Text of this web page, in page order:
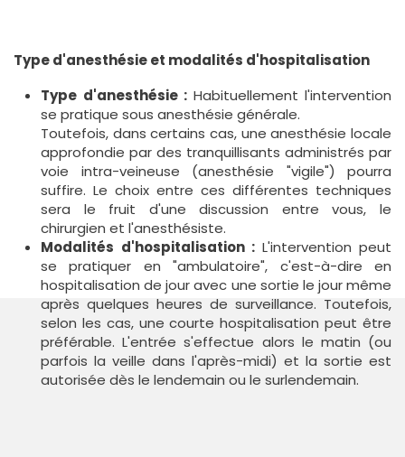
Type d'anesthésie et modalités d'hospitalisation
Type d'anesthésie : Habituellement l'intervention
se pratique sous anesthésie générale.
Toutefois, dans certains cas, une anesthésie locale
approfondie par des tranquillisants administrés par
voie intra-veineuse (anesthésie "vigile") pourra
suffire. Le choix entre ces différentes techniques
sera le fruit d'une discussion entre vous, le
chirurgien et l'anesthésiste.
Modalités d'hospitalisation : L'intervention peut
se pratiquer en "ambulatoire", c'est-à-dire en
hospitalisation de jour avec une sortie le jour même
après quelques heures de surveillance. Toutefois,
selon les cas, une courte hospitalisation peut être
préférable. L'entrée s'effectue alors le matin (ou
parfois la veille dans l'après-midi) et la sortie est
autorisée dès le lendemain ou le surlendemain.